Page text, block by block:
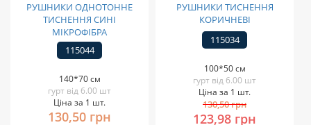
РУШНИКИ ОДНОТОННЕ
ТИСНЕННЯ СИНІ
МІКРОФІБРА
115044
140*70 см
гурт від 6.00 шт
Ціна за 1 шт.
130,50 грн
РУШНИКИ ТИСНЕННЯ
КОРИЧНЕВІ
115034
100*50 см
гурт від 6.00 шт
Ціна за 1 шт.
130,50 грн
123,98 грн